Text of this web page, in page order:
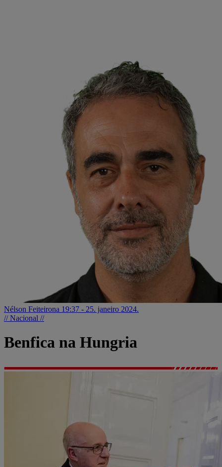
Nélson Feiteirona 19:37 - 25. janeiro 2024.
// Nacional //
Benfica na Hungria